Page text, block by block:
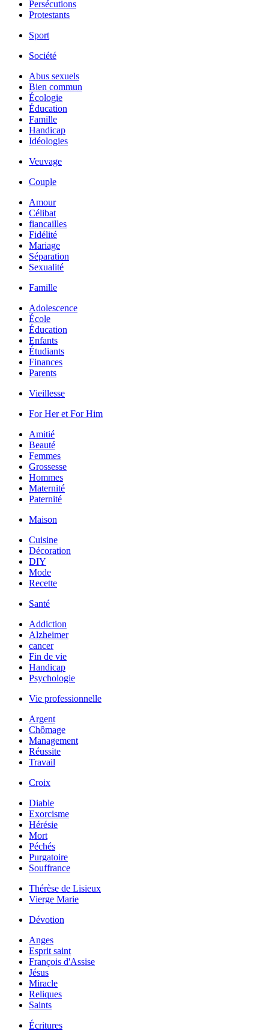
Persécutions
Protestants
Sport
Société
Abus sexuels
Bien commun
Écologie
Éducation
Famille
Handicap
Idéologies
Veuvage
Couple
Amour
Célibat
fiancailles
Fidélité
Mariage
Séparation
Sexualité
Famille
Adolescence
École
Éducation
Enfants
Étudiants
Finances
Parents
Vieillesse
For Her et For Him
Amitié
Beauté
Femmes
Grossesse
Hommes
Maternité
Paternité
Maison
Cuisine
Décoration
DIY
Mode
Recette
Santé
Addiction
Alzheimer
cancer
Fin de vie
Handicap
Psychologie
Vie professionnelle
Argent
Chômage
Management
Réussite
Travail
Croix
Diable
Exorcisme
Hérésie
Mort
Péchés
Purgatoire
Souffrance
Thérèse de Lisieux
Vierge Marie
Dévotion
Anges
Esprit saint
François d'Assise
Jésus
Miracle
Reliques
Saints
Écritures